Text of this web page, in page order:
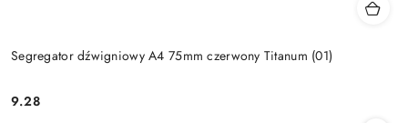
Segregator dźwigniowy A4 75mm czerwony Titanum (01)
Cena:
9.28